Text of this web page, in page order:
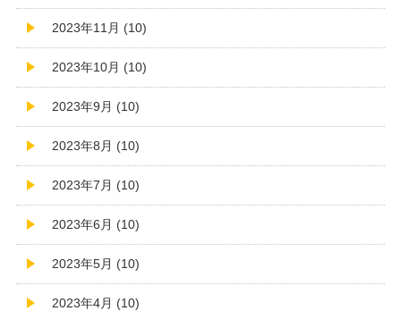
2023年11月 (10)
2023年10月 (10)
2023年9月 (10)
2023年8月 (10)
2023年7月 (10)
2023年6月 (10)
2023年5月 (10)
2023年4月 (10)